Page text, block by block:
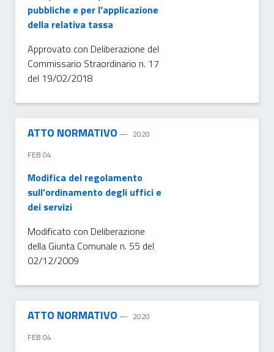
pubbliche e per l’applicazione
della relativa tassa
Approvato con Deliberazione del
Commissario Straordinario n. 17
del 19/02/2018
ATTO NORMATIVO
2020
FEB 04
Modifica del regolamento
sull’ordinamento degli uffici e
dei servizi
Modificato con Deliberazione
della Giunta Comunale n. 55 del
02/12/2009
ATTO NORMATIVO
2020
FEB 04